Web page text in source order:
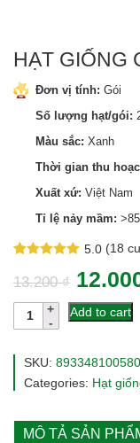
HẠT GIỐNG
Đơn vị tính: Gói
Số lượng hạt/gói:
Màu sắc: Xanh
Thời gian thu
Xuất xứ: Việt Nam
Tỉ lệ nảy mầm:
5.0
out of 5
customer
ratings
(18
13.200₫
Hạt
bẹ
rado67
Add to cart
SKU:
Categories: Hạt
MÔ TẢ SẢN